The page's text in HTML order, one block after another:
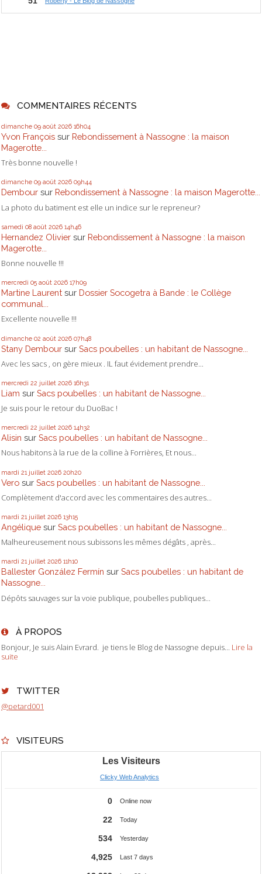
COMMENTAIRES RÉCENTS
dimanche 09 août 2026 16h04
Yvon François sur Rebondissement à Nassogne : la maison
Magerotte...
Très bonne nouvelle !
dimanche 09 août 2026 09h44
Dembour sur Rebondissement à Nassogne : la maison Magerotte...
La photo du batiment est elle un indice sur le repreneur?
samedi 08 août 2026 14h46
Hernandez Olivier sur Rebondissement à Nassogne : la maison
Magerotte...
Bonne nouvelle !!!
mercredi 05 août 2026 17h09
Martine Laurent sur Dossier Socogetra à Bande : le Collège
communal...
Excellente nouvelle !!!
dimanche 02 août 2026 07h48
Stany Dembour sur Sacs poubelles : un habitant de Nassogne...
Avec les sacs , on gère mieux . IL faut évidement prendre...
mercredi 22 juillet 2026 16h31
Liam sur Sacs poubelles : un habitant de Nassogne...
Je suis pour le retour du DuoBac !
mercredi 22 juillet 2026 14h32
Alisin sur Sacs poubelles : un habitant de Nassogne...
Nous habitons à la rue de la colline à Forrières, Et nous...
mardi 21 juillet 2026 20h20
Vero sur Sacs poubelles : un habitant de Nassogne...
Complètement d'accord avec les commentaires des autres...
mardi 21 juillet 2026 13h15
Angélique sur Sacs poubelles : un habitant de Nassogne...
Malheureusement nous subissons les mêmes dégâts , après...
mardi 21 juillet 2026 11h10
Ballester González Fermín sur Sacs poubelles : un habitant de
Nassogne...
Dépôts sauvages sur la voie publique, poubelles publiques...
À PROPOS
Bonjour, Je suis Alain Evrard. je tiens le Blog de Nassogne depuis... Lire la
suite
TWITTER
@petard001
VISITEURS